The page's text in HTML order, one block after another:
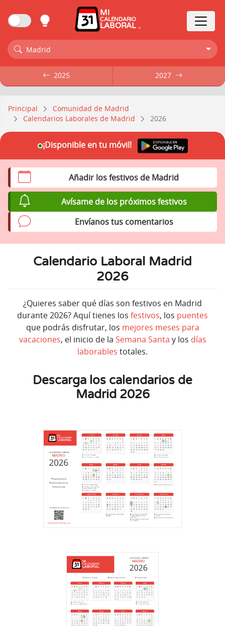
MI
CALENDARIO
LABORAL
Madrid
Principal
Comunidad de Madrid
Calendarios Laborales de Madrid
2026
Calendario Laboral Madrid
2026
¿Quieres saber qué días son festivos en Madrid
durante 2026? Aquí tienes los festivos, los puentes
que podrás disfrutar, los mejores meses para
vacaciones, el inicio de la Semana Santa y los días
laborables totales.
Descarga los calendarios de
Madrid 2026
2025 2027
2025 2027
Añadir los festivos de Madrid
Avísame de los próximos festivos
Envíanos tus comentarios
¡Disponible en tu móvil!